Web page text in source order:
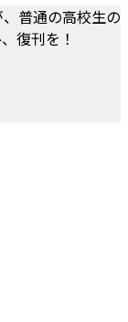
普通の高校生の
復刊を！